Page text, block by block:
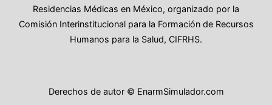
Residencias Médicas en México, organizado por la
Comisión Interinstitucional para la Formación de Recursos
Humanos para la Salud, CIFRHS.
Derechos de autor © EnarmSimulador.com